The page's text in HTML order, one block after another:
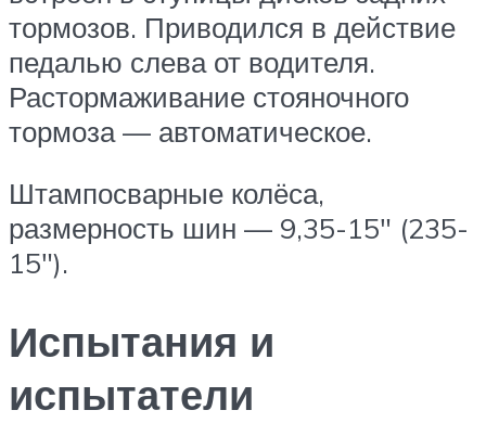
тормозов. Приводился в действие
педалью слева от водителя.
Растормаживание стояночного
тормоза — автоматическое.
Штампосварные колёса,
размерность шин — 9,35-15″ (235-
15″).
Испытания и
испытатели